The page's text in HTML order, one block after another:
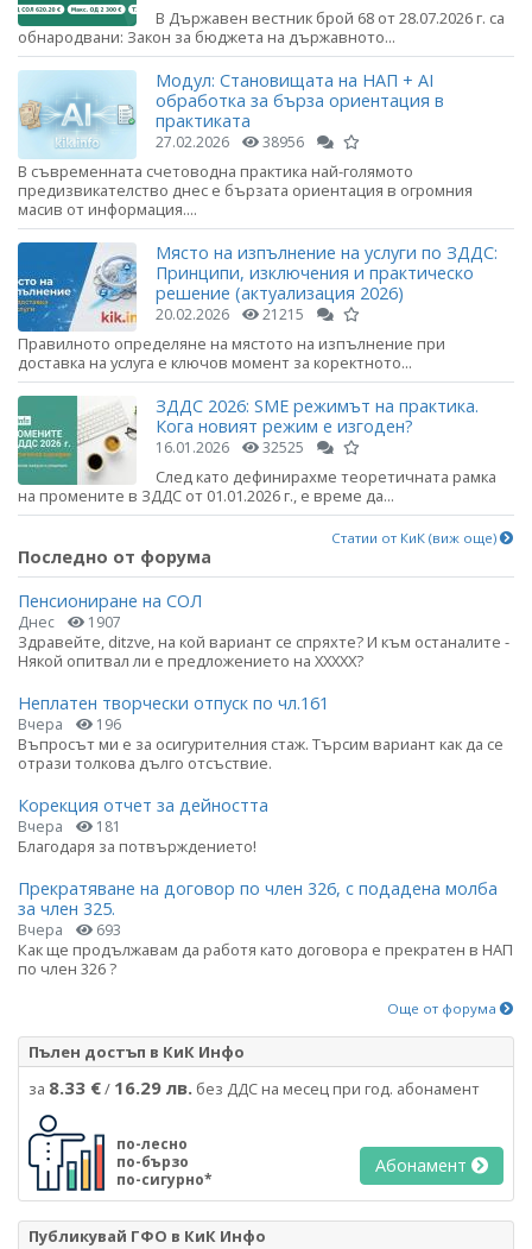
В Държавен вестник брой 68 от 28.07.2026 г. са
обнародвани: Закон за бюджета на държавното...
Модул: Становищата на НАП + AI
обработка за бърза ориентация в
практиката
27.02.2026 38956
В съвременната счетоводна практика най-голямото
предизвикателство днес е бързата ориентация в огромния
масив от информация....
Място на изпълнение на услуги по ЗДДС:
Принципи, изключения и практическо
решение (актуализация 2026)
20.02.2026 21215
Правилното определяне на мястото на изпълнение при
доставка на услуга е ключов момент за коректното...
ЗДДС 2026: SME режимът на практика.
Кога новият режим е изгоден?
16.01.2026 32525
След като дефинирахме теоретичната рамка
на промените в ЗДДС от 01.01.2026 г., е време да...
Статии от КиК (виж още)
Последно от форума
Пенсиониране на СОЛ
Днес 1907
Здравейте, ditzve, на кой вариант се спряхте? И към останалите -
Някой опитвал ли е предложението на ХХХХХ?
Неплатен творчески отпуск по чл.161
Вчера 196
Въпросът ми е за осигурителния стаж. Търсим вариант как да се
отрази толкова дълго отсъствие.
Корекция отчет за дейността
Вчера 181
Благодаря за потвърждението!
Прекратяване на договор по член 326, с подадена молба
за член 325.
Вчера 693
Как ще продължавам да работя като договора е прекратен в НАП
по член 326 ?
Още от форума
Пълен достъп в КиК Инфо
за 8.33 €/ 16.29 лв. без ДДС на месец при год. абонамент
по-лесно
по-бързо
по-сигурно*
Абонамент
Публикувай ГФО в КиК Инфо